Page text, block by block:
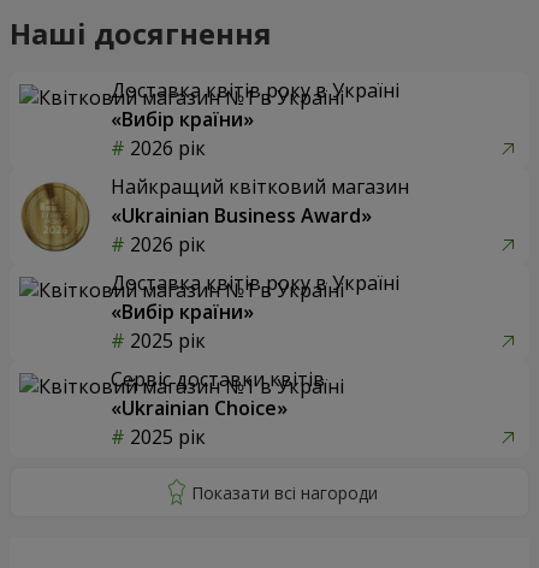
Наші досягнення
Доставка квітів року в Україні
«Вибір країни»
2026 рік
Найкращий квітковий магазин
«Ukrainian Business Award»
2026 рік
Доставка квітів року в Україні
«Вибір країни»
2025 рік
Сервіс доставки квітів
«Ukrainian Choice»
2025 рік